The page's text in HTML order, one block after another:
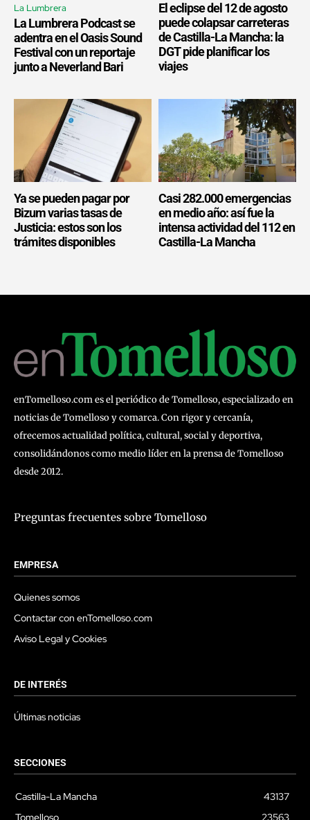
La Lumbrera
La Lumbrera Podcast se
adentra en el Oasis Sound
Festival con un reportaje
junto a Neverland Bari
El eclipse del 12 de agosto
puede colapsar carreteras
de Castilla-La Mancha: la
DGT pide planificar los
viajes
Ya se pueden pagar por
Bizum varias tasas de
Justicia: estos son los
trámites disponibles
Casi 282.000 emergencias
en medio año: así fue la
intensa actividad del 112 en
Castilla-La Mancha
enTomelloso.com es el periódico de Tomelloso, especializado en
noticias de Tomelloso y comarca. Con rigor y cercanía,
ofrecemos actualidad política, cultural, social y deportiva,
consolidándonos como medio líder en la prensa de Tomelloso
desde 2012.
Preguntas frecuentes sobre Tomelloso
EMPRESA
Quienes somos
Contactar con enTomelloso.com
Aviso Legal y Cookies
DE INTERÉS
Últimas noticias
SECCIONES
Castilla-La Mancha
43137
Tomelloso
23563